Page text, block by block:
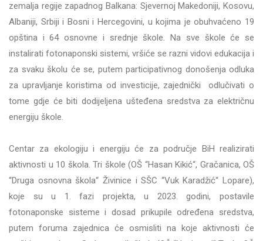
zemalja regije zapadnog Balkana: Sjevernoj Makedoniji, Kosovu,
Albaniji, Srbiji i Bosni i Hercegovini, u kojima je obuhvaćeno 19
opština i 64 osnovne i srednje škole. Na sve škole će se
instalirati fotonaponski sistemi, vršiće se razni vidovi edukacija i
za svaku školu će se, putem participativnog donošenja odluka
za upravljanje koristima od investicije, zajednički odlučivati o
tome gdje će biti dodijeljena ušteđena sredstva za električnu
energiju škole.
Centar za ekologiju i energiju će za područje BiH realizirati
aktivnosti u 10 škola. Tri škole (OŠ “Hasan Kikić“, Gračanica, OŠ
“Druga osnovna škola“ Živinice iSŠC “Vuk Karadžić“ Lopare),
koje su u 1. fazi projekta, u 2023. godini, postavile
fotonaponske sisteme i dosad prikupile određena sredstva,
putem foruma zajednica će osmisliti na koje aktivnosti će